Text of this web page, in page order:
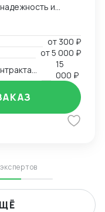
и
отношения.
китайскими
и выкупа
склад покупателя.
решить
от 300 ₽
от5 000 ₽
15
000 ₽